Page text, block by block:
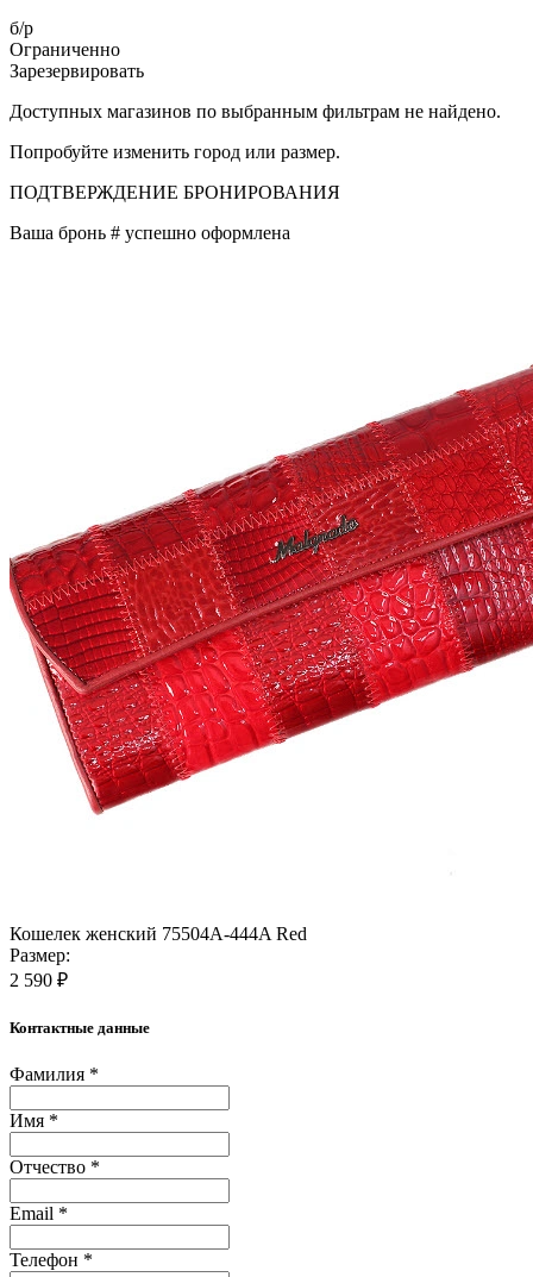
б/р
Ограниченно
Зарезервировать
Доступных магазинов по выбранным фильтрам не найдено.
Попробуйте изменить город или размер.
ПОДТВЕРЖДЕНИЕ БРОНИРОВАНИЯ
Ваша бронь # успешно оформлена
Кошелек женский 75504A-444A Red
Размер:
2 590 ₽
Контактные данные
Фамилия *
Имя *
Отчество *
Email *
Телефон *